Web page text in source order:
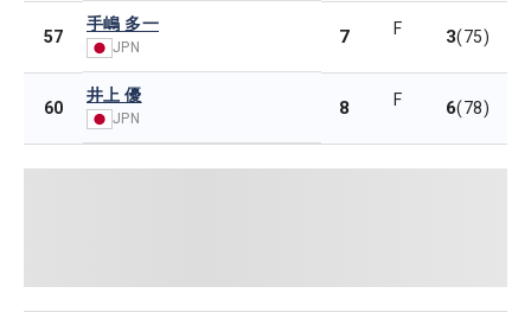
57
手嶋 多一
JPN 7 F 3(75)
60
井上 優
JPN 8 F 6(78)